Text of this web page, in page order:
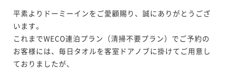
平素よりドーミーインをご愛顧賜り、誠にありがとうござ
います。
これまでWECO連泊プラン（清掃不要プラン）でご予約の
お客様には、毎日タオルを客室ドアノブに掛けてご用意し
ておりましたが、